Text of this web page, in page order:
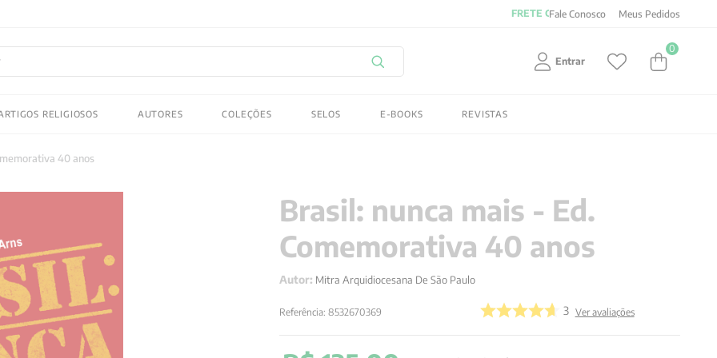
Fale Conosco Meus Pedidos
Entrar
0
RELIGIOSOS AUTORES COLEÇÕES SELOS E-BOOKS REVISTAS
40 anos
Brasil: nunca mais - Ed.
Comemorativa 40 anos
Autor: Mitra Arquidiocesana De São Paulo
Referência:8532670369 3 Ver avaliações
gustav jung